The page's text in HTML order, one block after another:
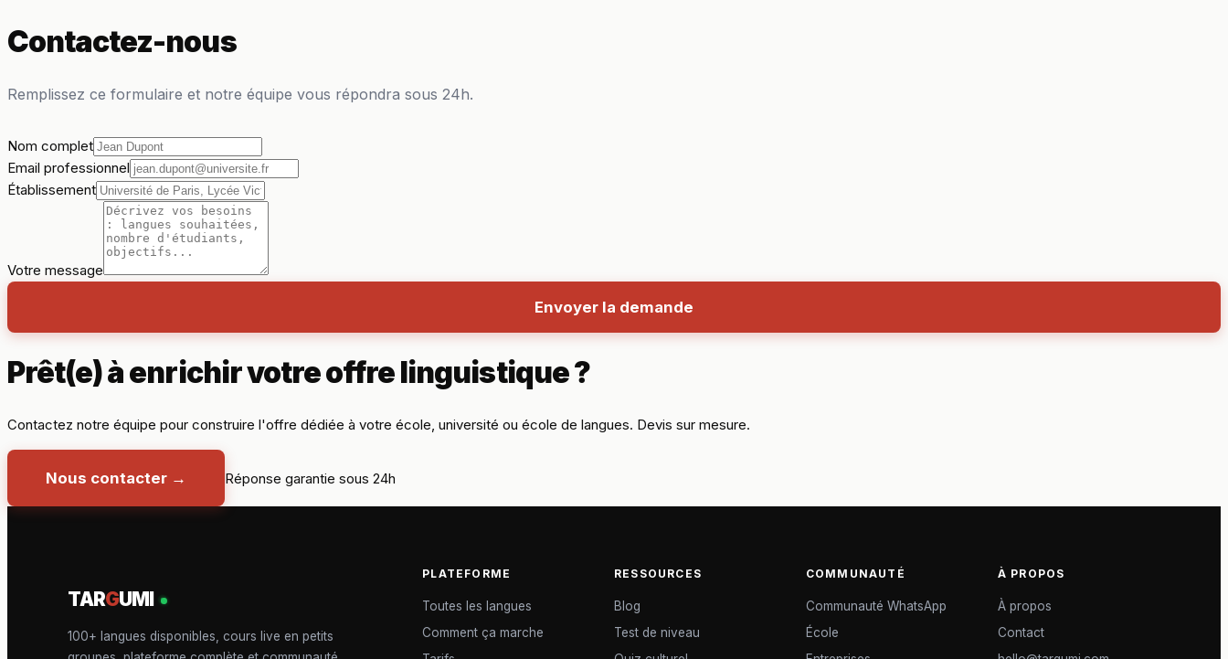
Contactez-nous
Remplissez ce formulaire et notre équipe vous répondra sous 24h.
Nom complet
Email professionnel
Établissement
Votre message
Envoyer la demande
Prêt(e) à enrichir votre offre linguistique ?
Contactez notre équipe pour construire l'offre dédiée à votre école, université ou école de langues. Devis sur mesure.
Nous contacter → Réponse garantie sous 24h
TARGUMI
100+ langues disponibles, cours live en petits
PLATEFORME
Toutes les langues
Comment ça marche
RESSOURCES
Blog
Test de niveau
COMMUNAUTÉ
Communauté WhatsApp
École
À PROPOS
À propos
Contact